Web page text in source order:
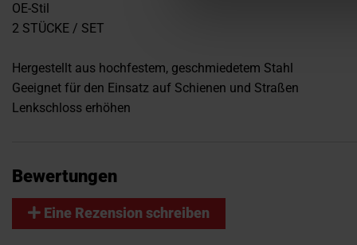
OE-Stil
2 STÜCKE / SET
Hergestellt aus hochfestem, geschmiedetem Stahl
Geeignet für den Einsatz auf Schienen und Straßen
Lenkschloss erhöhen
Bewertungen
Eine Rezension schreiben